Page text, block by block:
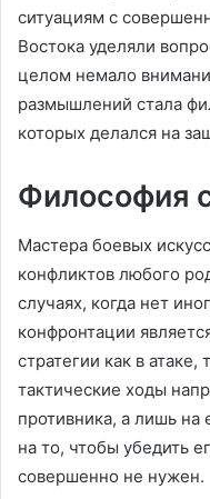
ситуациям с
Востока уделяли
целом немало
размышлений стала
которых делался на
Философия
Мастера боевых
конфликтов любого
случаях, когда нет
конфронтации
стратегии как в
тактические ходы
противника, а лишь на
на то, чтобы убедить
совершенно не нужен.